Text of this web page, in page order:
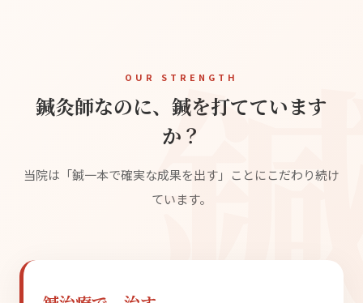
OUR STRENGTH
鍼灸師なのに、鍼を打てています
か？
当院は「鍼一本で確実な成果を出す」ことにこだわり続け
ています。